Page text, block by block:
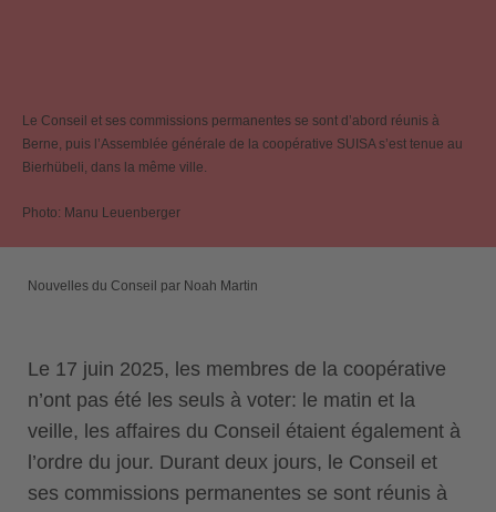
Le Conseil et ses commissions permanentes se sont d’abord réunis à
Berne, puis l’Assemblée générale de la coopérative SUISA s’est tenue au
Bierhübeli, dans la même ville.
Photo: Manu Leuenberger
Nouvelles du Conseil par Noah Martin
Le 17 juin 2025, les membres de la coopérative
n’ont pas été les seuls à voter: le matin et la
veille, les affaires du Conseil étaient également à
l’ordre du jour. Durant deux jours, le Conseil et
ses commissions permanentes se sont réunis à